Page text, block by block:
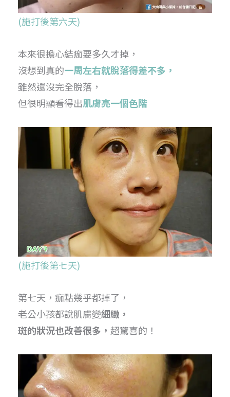
(施打後第六天)
本來很擔心結痂要多久才掉，
沒想到真的一周左右就脫落得差不多，
雖然還沒完全脫落，
但很明顯看得出肌膚亮一個色階
(施打後第七天)
第七天，痂點幾乎都掉了，
老公小孩都說肌膚變細緻，
斑的狀況也改善很多， 超驚喜的！